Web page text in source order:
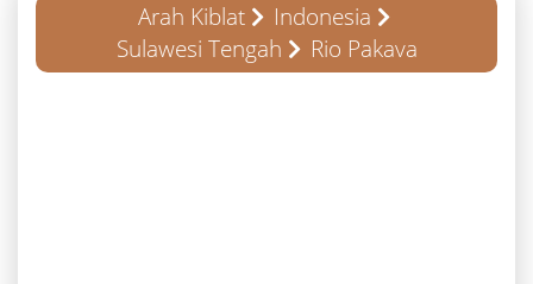
Arah Kiblat
Indonesia
Sulawesi Tengah
Rio Pakava